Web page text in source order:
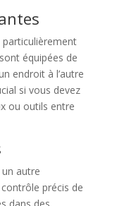
équipées de
endroit à l’autre
si vous devez
ou outils entre
autre
précis de